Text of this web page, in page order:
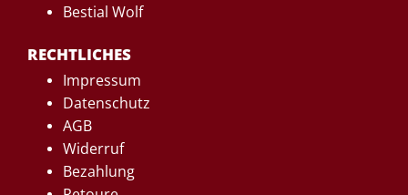
Bestial Wolf
RECHTLICHES
Impressum
Datenschutz
AGB
Widerruf
Bezahlung